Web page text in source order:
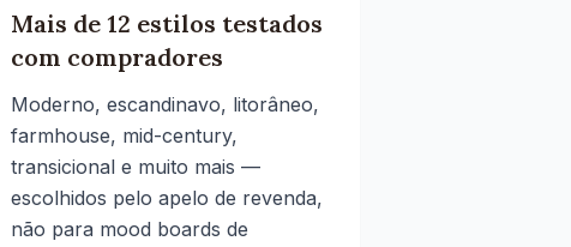
Mais de 12 estilos testados
com compradores
Moderno, escandinavo, litorâneo,
farmhouse, mid-century,
transicional e muito mais —
escolhidos pelo apelo de revenda,
não para mood boards de